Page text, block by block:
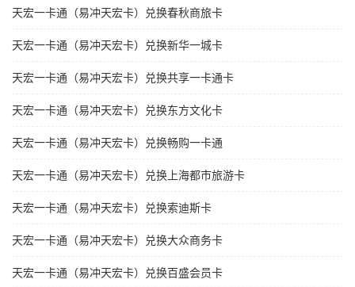
天宏一卡通（易冲天宏卡）兑换春秋商旅卡
天宏一卡通（易冲天宏卡）兑换新华一城卡
天宏一卡通（易冲天宏卡）兑换共享一卡通卡
天宏一卡通（易冲天宏卡）兑换东方文化卡
天宏一卡通（易冲天宏卡）兑换畅购一卡通
天宏一卡通（易冲天宏卡）兑换上海都市旅游卡
天宏一卡通（易冲天宏卡）兑换索迪斯卡
天宏一卡通（易冲天宏卡）兑换大众商务卡
天宏一卡通（易冲天宏卡）兑换百盛会员卡